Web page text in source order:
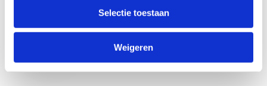
Selectie toestaan
Weigeren
Verzend